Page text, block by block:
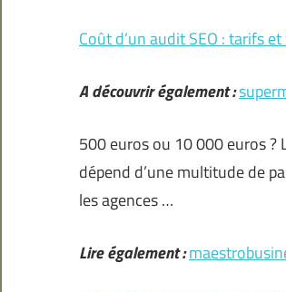
Coût d’un audit SEO : tarifs
A découvrir également :
500 euros ou 10 000 euros ?
dépend d’une multitude de
les agences …
Lire également :